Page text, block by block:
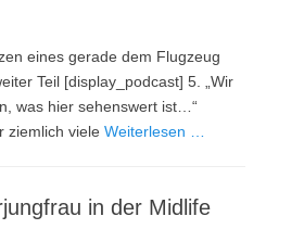
eines gerade dem Flugzeug
Teil [display_podcast] 5. „Wir
was hier sehenswert ist…“
ziemlich viele Weiterlesen …
in der Midlife